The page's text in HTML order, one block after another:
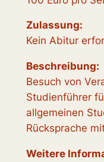
Zulassung:
Kein Abitur
Beschreibung:
Besuch von
Studienführer
allgemeinen
Rücksprache
Weitere